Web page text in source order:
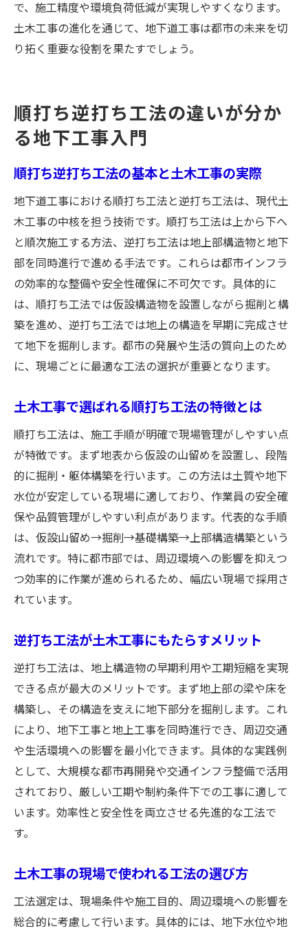
土木工事で注目されるトレンチカット工法
とは
地下道工事で注目される工期短縮の工法とは
説
地下道工事と土木工事の効率化策を紹介
順打ち逆打ち工法による土木工事の工期短
縮
土木工事の現場で使われる時短テクニック
地下道工事の工法選定と土木工事の工夫
土木工事で工期短縮を実現する最新技術
都市インフラを支える地下道工事の未来像
土木工事が導く地下道工事の未来と展望
都市インフラ発展に欠かせない土木工事技
術
地下道工事の最新動向と土木工事の役割
土木工事を通じて変わる地下道工事の未来
都市の生活を支える土木工事と地下道の進
未来志向の地下道工事と土木工事技術の融
合
で、施工精度や環境負荷低減が実現しやすくなります。
土木工事の進化を通じて、地下道工事は都市の未来を切
り拓く重要な役割を果たすでしょう。
順打ち逆打ち工法の違いが分か
る地下工事入門
順打ち逆打ち工法の基本と土木工事の実際
地下道工事における順打ち工法と逆打ち工法は、現代土
木工事の中核を担う技術です。順打ち工法は上から下へ
と順次施工する方法、逆打ち工法は地上部構造物と地下
部を同時進行で進める手法です。これらは都市インフラ
の効率的な整備や安全性確保に不可欠です。具体的に
は、順打ち工法では仮設構造物を設置しながら掘削と構
築を進め、逆打ち工法では地上の構造を早期に完成させ
て地下を掘削します。都市の発展や生活の質向上のため
に、現場ごとに最適な工法の選択が重要となります。
土木工事で選ばれる順打ち工法の特徴とは
順打ち工法は、施工手順が明確で現場管理がしやすい点
が特徴です。まず地表から仮設の山留めを設置し、段階
的に掘削・躯体構築を行います。この方法は土質や地下
水位が安定している現場に適しており、作業員の安全確
保や品質管理がしやすい利点があります。代表的な手順
は、仮設山留め→掘削→基礎構築→上部構造構築という
流れです。特に都市部では、周辺環境への影響を抑えつ
つ効率的に作業が進められるため、幅広い現場で採用さ
れています。
逆打ち工法が土木工事にもたらすメリット
逆打ち工法は、地上構造物の早期利用や工期短縮を実現
できる点が最大のメリットです。まず地上部の梁や床を
構築し、その構造を支えに地下部分を掘削します。これ
により、地下工事と地上工事を同時進行でき、周辺交通
や生活環境への影響を最小化できます。具体的な実践例
として、大規模な都市再開発や交通インフラ整備で活用
されており、厳しい工期や制約条件下での工事に適して
います。効率性と安全性を両立させる先進的な工法で
す。
土木工事の現場で使われる工法の選び方
工法選定は、現場条件や施工目的、周辺環境への影響を
総合的に考慮して行います。具体的には、地下水位や地